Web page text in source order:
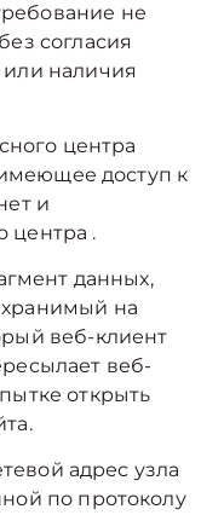
не
согласия
наличия
центра
имеющее доступ к
и
центра .
данных,
на
веб-клиент
веб-
открыть
адрес узла
по протоколу